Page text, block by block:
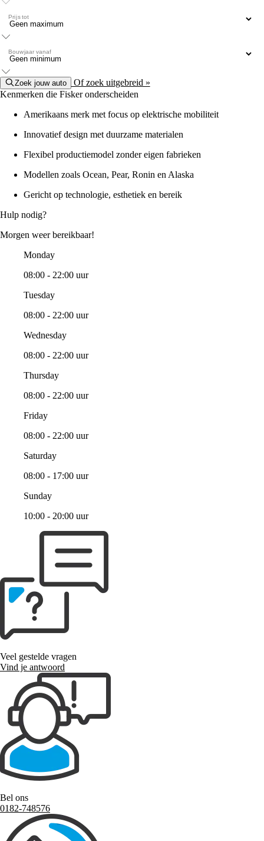
Prijs tot
Bouwjaar vanaf
Zoek jouw auto
Of zoek uitgebreid »
Kenmerken die Fisker onderscheiden
Amerikaans merk met focus op elektrische mobiliteit
Innovatief design met duurzame materialen
Flexibel productiemodel zonder eigen fabrieken
Modellen zoals Ocean, Pear, Ronin en Alaska
Gericht op technologie, esthetiek en bereik
Hulp nodig?
Morgen weer bereikbaar!
Monday
08:00 - 22:00 uur
Tuesday
08:00 - 22:00 uur
Wednesday
08:00 - 22:00 uur
Thursday
08:00 - 22:00 uur
Friday
08:00 - 22:00 uur
Saturday
08:00 - 17:00 uur
Sunday
10:00 - 20:00 uur
Veel gestelde vragen
Vind je antwoord
Bel ons
0182-748576